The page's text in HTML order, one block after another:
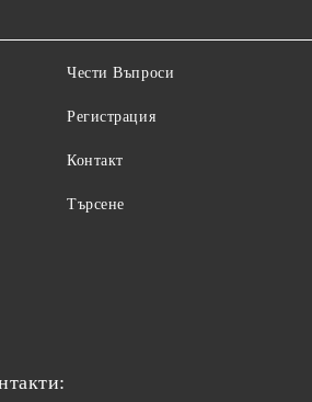
Чести Въпроси
Регистрация
Контакт
Търсене